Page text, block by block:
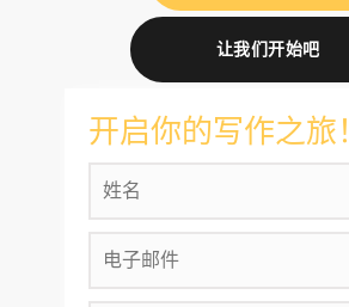
让我们开始吧
开启你的写作之旅！